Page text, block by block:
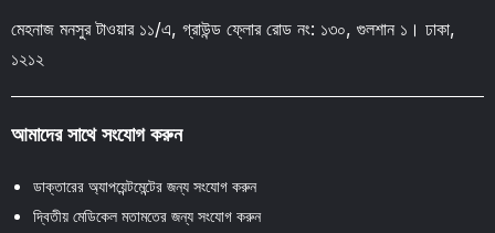
মেহনাজ মনসুর টাওয়ার ১১/এ, গ্রাউন্ড ফ্লোর রোড নং: ১৩০, গুলশান ১। ঢাকা,
১২১২
আমাদের সাথে সংযোগ করুন
ডাক্তারের অ্যাপয়েন্টমেন্টের জন্য সংযোগ করুন
দ্বিতীয় মেডিকেল মতামতের জন্য সংযোগ করুন